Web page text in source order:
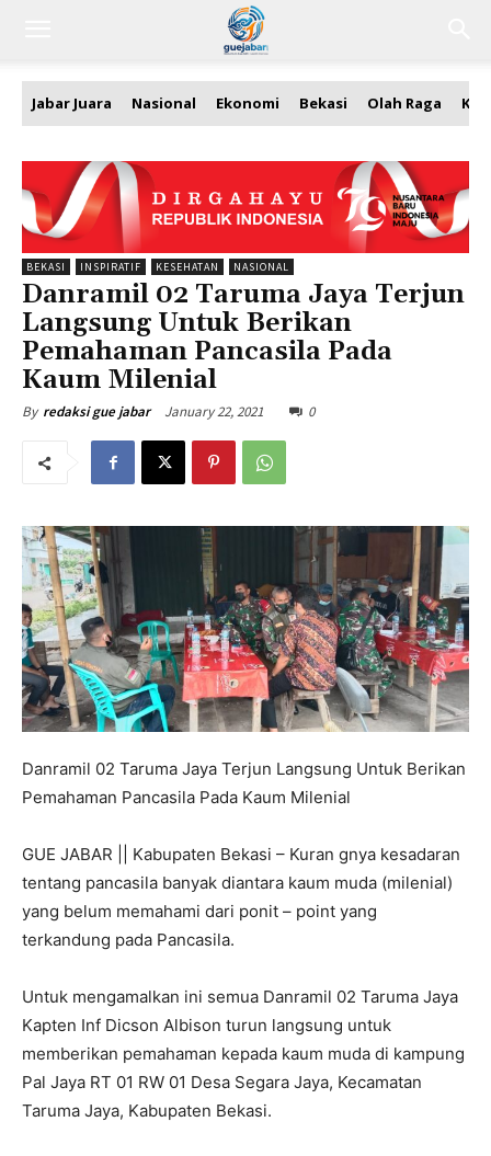
Jabar Juara Nasional Ekonomi Bekasi Olah Raga
BEKASI INSPIRATIF KESEHATAN NASIONAL
Danramil 02 Taruma Jaya Terjun
Langsung Untuk Berikan
Pemahaman Pancasila Pada
Kaum Milenial
By redaksi gue jabar January 22, 2021 0
Danramil 02 Taruma Jaya Terjun Langsung Untuk Berikan
Pemahaman Pancasila Pada Kaum Milenial
GUE JABAR || Kabupaten Bekasi – Kuran gnya kesadaran
tentang pancasila banyak diantara kaum muda (milenial)
yang belum memahami dari ponit – point yang
terkandung pada Pancasila.
Untuk mengamalkan ini semua Danramil 02 Taruma Jaya
Kapten Inf Dicson Albison turun langsung untuk
memberikan pemahaman kepada kaum muda di kampung
Pal Jaya RT 01 RW 01 Desa Segara Jaya, Kecamatan
Taruma Jaya, Kabupaten Bekasi.